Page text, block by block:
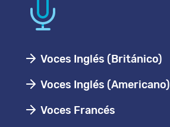
Voces Inglés (Británico)
Voces Inglés (Americano)
Voces Francés